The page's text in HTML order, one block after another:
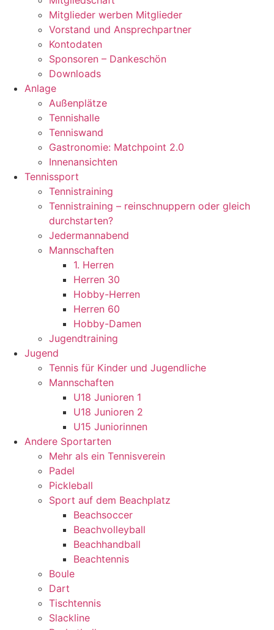
Mitglieder werben Mitglieder
Vorstand und Ansprechpartner
Kontodaten
Sponsoren – Dankeschön
Downloads
Anlage
Außenplätze
Tennishalle
Tenniswand
Gastronomie: Matchpoint 2.0
Innenansichten
Tennissport
Tennistraining
Tennistraining – reinschnuppern oder gleich
durchstarten?
Jedermannabend
Mannschaften
1. Herren
Herren 30
Hobby-Herren
Herren 60
Hobby-Damen
Jugendtraining
Jugend
Tennis für Kinder und Jugendliche
Mannschaften
U18 Junioren 1
U18 Junioren 2
U15 Juniorinnen
Andere Sportarten
Mehr als ein Tennisverein
Padel
Pickleball
Sport auf dem Beachplatz
Beachsoccer
Beachvolleyball
Beachhandball
Beachtennis
Boule
Dart
Tischtennis
Slackline